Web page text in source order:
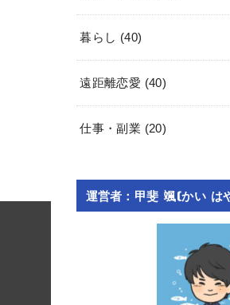
暮らし (40)
遠距離恋愛 (40)
仕事・副業 (20)
運営者：甲斐 颯(かい は